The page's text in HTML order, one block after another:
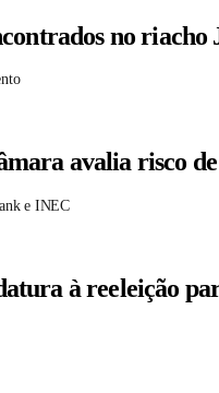
no
avalia risco
e INEC
à reeleição